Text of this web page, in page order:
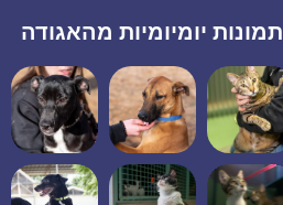
תמונות יומיומיות מהאגודה